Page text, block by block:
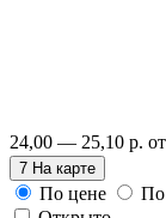
24,00 — 25,10 р.
7 На карте
По цене
По